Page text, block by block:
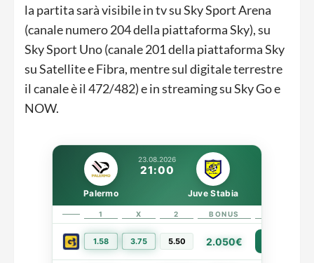
la partita sarà visibile in tv su Sky Sport Arena
(canale numero 204 della piattaforma Sky), su
Sky Sport Uno (canale 201 della piattaforma Sky
su Satellite e Fibra, mentre sul digitale terrestre
il canale è il 472/482) e in streaming su Sky Go e
NOW.
23.08.2026
21:00
Palermo Juve Stabia
1 X 2 BONUS
1.58 3.75 5.50 2.050€